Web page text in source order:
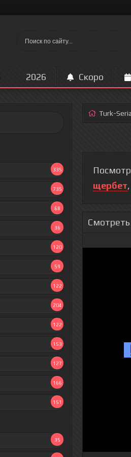
2026 Скоро
335
735
68
36
120
59
122
204
122
153
127
166
151
35
Turk-
щербет,